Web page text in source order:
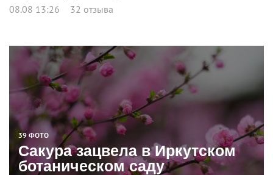
08.08 13:26 32 отзыва
39 ФОТО
Сакура зацвела в Иркутском
ботаническом саду